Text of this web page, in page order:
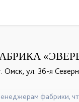
Омск, ул. 36-я
фабрики,